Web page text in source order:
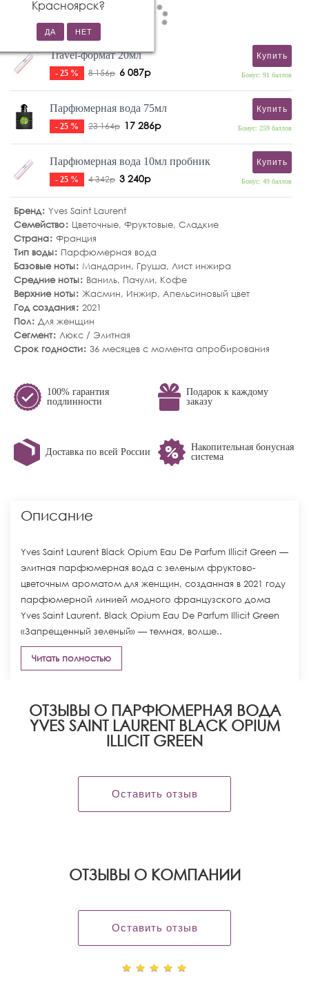
Красноярск?
Travel-формат 20мл
- 25 % 8 156р 6 087р
Купить
Бонус: 91 баллов
Парфюмерная вода 75мл
- 25 % 23 164р 17 286р
Купить
Бонус: 259 баллов
Парфюмерная вода 10мл пробник
- 25 % 4 342р 3 240р
Купить
Бонус: 49 баллов
Бренд Yves Saint Laurent
Семейство
Цветочные, Фруктовые, Сладкие
Страна Франция
Тип воды
Парфюмерная вода
Базовые ноты Мандарин, Груша, Лист инжира
Средние ноты
Ваниль, Пачули, Кофе
Верхние ноты Жасмин, Инжир, Апельсиновый цвет
Год создания 2021
Пол Для женщин
Сегмент Люкс / Элитная
Срок годности 36 месяцев с момента апробирования
100% гарантия
подлинности
Подарок к каждому
заказу
Доставка по всей России
Накопительная бонусная
система
Описание
Yves Saint Laurent Black Opium Eau De Parfum Illicit Green —
элитная парфюмерная вода с зеленым фруктово-
цветочным ароматом для женщин, созданная в 2021 году
парфюмерной линией модного французского дома
Yves Saint Laurent. Black Opium Eau De Parfum Illicit Green
«Запрещенный зеленый» — темная, волше..
Читать полностью
ОТЗЫВЫ О ПАРФЮМЕРНАЯ ВОДА
YVES SAINT LAURENT BLACK OPIUM
ILLICIT GREEN
Оставить отзыв
OТЗЫВЫ О КОМПАНИИ
Оставить отзыв